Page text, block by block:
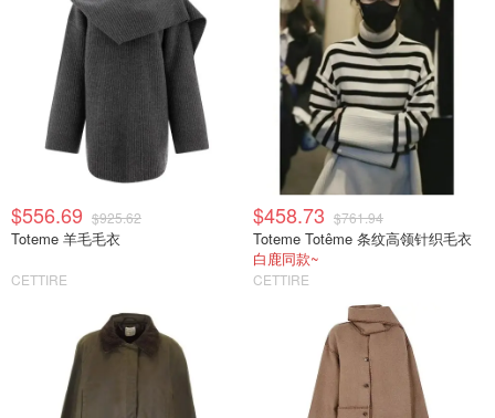
$556.69 $925.62
Toteme 羊毛毛衣
CETTIRE
$458.73 $761.94
Toteme Totême 条纹高领针织毛衣
白鹿同款~
CETTIRE